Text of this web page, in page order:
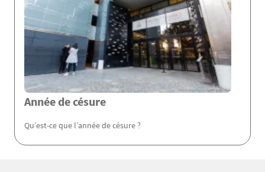
Année de césure
Qu’est-ce que l’année de césure ?